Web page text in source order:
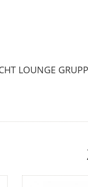
LOUNGE